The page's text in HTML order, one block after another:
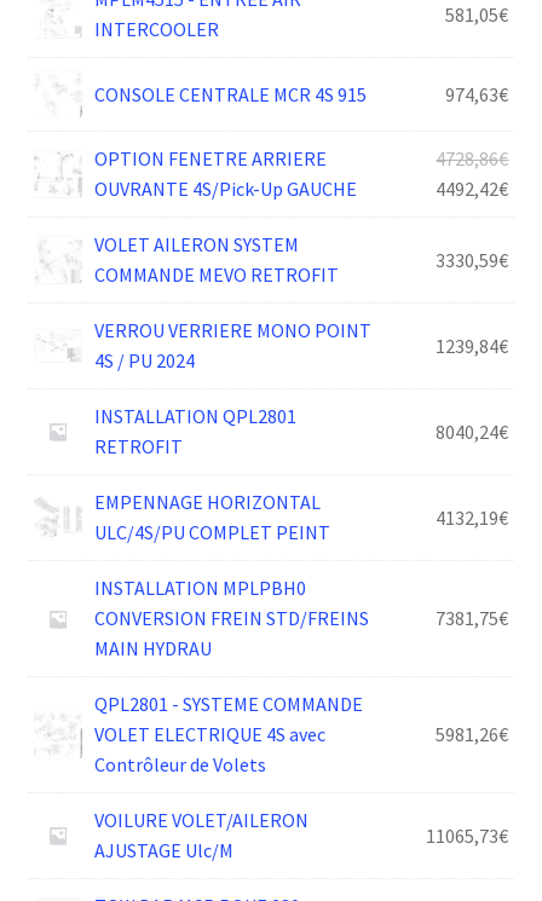
INTERCOOLER
581,05€
CONSOLE CENTRALE MCR 4S 915 974,63€
OPTION FENETRE ARRIERE
OUVRANTE 4S/Pick-Up GAUCHE
4728,86€Le
prix
4492,42€Le
prix
VOLET AILERON SYSTEM
COMMANDE MEVO RETROFIT
3330,59€
VERROU VERRIERE MONO POINT
4S / PU 2024
1239,84€
INSTALLATION QPL2801
RETROFIT
8040,24€
EMPENNAGE HORIZONTAL
ULC/4S/PU COMPLET PEINT
4132,19€
INSTALLATION MPLPBH0
CONVERSION FREIN STD/FREINS
MAIN HYDRAU
7381,75€
QPL2801 - SYSTEME COMMANDE
VOLET ELECTRIQUE 4S avec
Contrôleur de Volets
5981,26€
VOILURE VOLET/AILERON
AJUSTAGE Ulc/M
11065,73€